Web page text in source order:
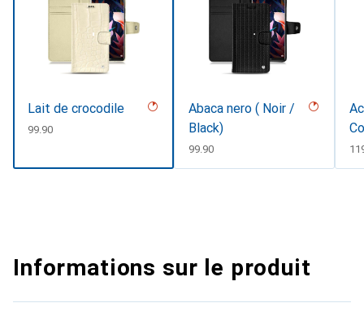
Lait de crocodile
CHF
99.90
Abaca nero ( Noir /
Black)
CHF
99.90
Informations sur le produit